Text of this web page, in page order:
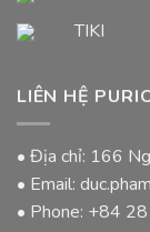
TIKI
LIÊN HỆ
• Địa chỉ: 166
• Email:
• Phone: +84